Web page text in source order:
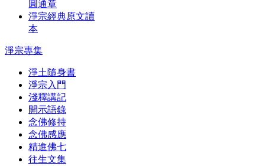
圓通章
淨宗經典原文讀
本
淨宗專集
淨土隨身書
淨宗入門
淺釋講記
開示語錄
念佛修持
念佛感應
精進佛七
往生文集